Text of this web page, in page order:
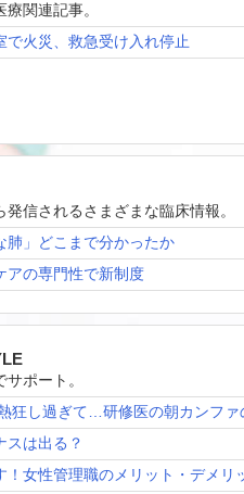
関連記事。
で火災、救急受け入れ停止
信されるさまざまな臨床情報。
肺」どこまで分かったか
アの専門性で新制度
ポート。
狂し過ぎて…研修医の朝カンファ
スは出る？
！女性管理職のメリット・デメリ